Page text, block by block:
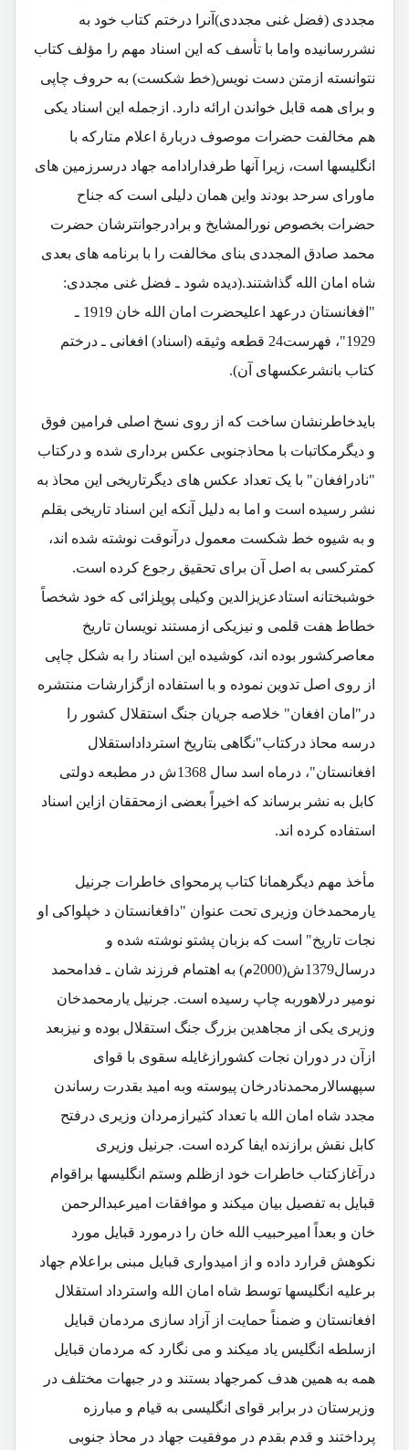
مجددی (فضل غنی مجددی)آنرا درختم کتاب خود به
نشررسانیده واما با تأسف که این اسناد مهم را مؤلف کتاب
نتوانسته ازمتن دست نویس(خط شکست) به حروف چاپی
و برای همه قابل خواندن ارائه دارد. ازجمله این اسناد یکی
هم مخالفت حضرات موصوف دربارۀ اعلام متارکه با
انگلیسها است، زیرا آنها طرفدارادامه جهاد درسرزمین های
ماورای سرحد بودند واین همان دلیلی است که جناح
حضرات بخصوص نورالمشایخ و برادرجوانترشان حضرت
محمد صادق المجددی بنای مخالفت را با برنامه های بعدی
شاه امان الله گذاشتند.(دیده شود ـ فضل غنی مجددی:
"افغانستان درعهد اعلیحضرت امان الله خان 1919 ـ
1929"، فهرست24 قطعه وثیقه (اسناد) افغانی ـ درختم
کتاب بانشرعکسهای آن).
بایدخاطرنشان ساخت که از روی نسخ اصلی فرامین فوق
و دیگرمکاتبات با محاذجنوبی عکس برداری شده و درکتاب
"نادرافغان" با یک تعداد عکس های دیگرتاریخی این محاذ به
نشر رسیده است و اما به دلیل آنکه این اسناد تاریخی بقلم
و به شیوه خط شکست معمول درآنوقت نوشته شده اند،
کمترکسی به اصل آن برای تحقیق رجوع کرده است.
خوشبختانه استادعزیزالدین وکیلی پوپلزائی که خود شخصاً
خطاط هفت قلمی و نیزیکی ازمستند نویسان تاریخ
معاصرکشور بوده اند، کوشیده این اسناد را به شکل چاپی
از روی اصل تدوین نموده و با استفاده ازگزارشات منتشره
در"امان افغان" خلاصه جریان جنگ استقلال کشور را
درسه محاذ درکتاب"نگاهی بتاریخ استرداداستقلال
افغانستان"، درماه اسد سال 1368ش در مطبعه دولتی
کابل به نشر برساند که اخیراً بعضی ازمحققان ازاین اسناد
استفاده کرده اند.
مأخذ مهم دیگرهمانا کتاب پرمحوای خاطرات جرنیل
یارمحمدخان وزیری تحت عنوان "دافغانستان د خپلواکی او
نجات تاریخ" است که بزبان پشتو نوشته شده و
درسال1379ش(2000م) به اهتمام فرزند شان ـ فدامحمد
نومیر درلاهوربه چاپ رسیده است. جرنیل یارمحمدخان
وزیری یکی از مجاهدین بزرگ جنگ استقلال بوده و نیزبعد
ازآن در دوران نجات کشورازغایله سقوی با قوای
سپهسالارمحمدنادرخان پیوسته وبه امید بقدرت رساندن
مجدد شاه امان الله با تعداد کثیرازمردان وزیری درفتح
کابل نقش برازنده ایفا کرده است. جرنیل وزیری
درآغازکتاب خاطرات خود ازظلم وستم انگلیسها براقوام
قبایل به تفصیل بیان میکند و موافقات امیرعبدالرحمن
خان و بعداً امیرحبیب الله خان را درمورد قبایل مورد
نکوهش قرارد داده و از امیدواری قبایل مبنی براعلام جهاد
برعلیه انگلیسها توسط شاه امان الله واسترداد استقلال
افغانستان و ضمناً حمایت از آزاد سازی مردمان قبایل
ازسلطه انگلیس یاد میکند و می نگارد که مردمان قبایل
همه به همین هدف کمرجهاد بستند و در جبهات مختلف در
وزیرستان در برابر قوای انگلیسی به قیام و مبارزه
پرداختند و قدم بقدم در موفقیت جهاد در محاذ جنوبی